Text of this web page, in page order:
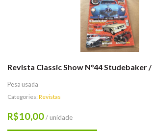
Revista Classic Show N°44 Studebaker
Pesa usada
Categories: Revistas
R$10,00/ unidade